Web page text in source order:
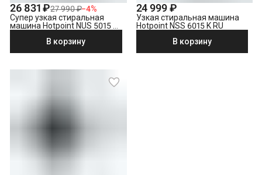
26 831 ₽27 990 ₽−4%
Супер узкая стиральная
машина Hotpoint NUS 5015 S
В корзину
24 999 ₽
Узкая стиральная машина
Hotpoint NSS 6015 K RU
В корзину